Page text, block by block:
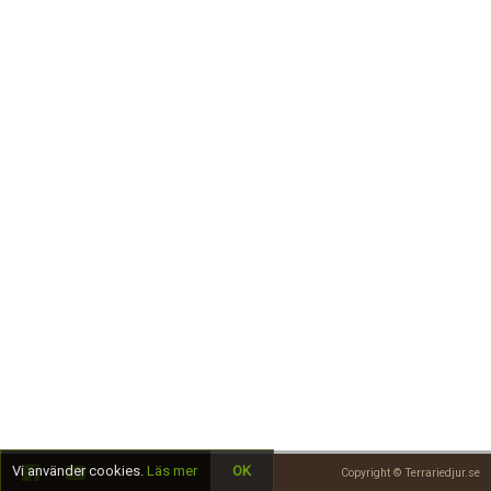
Copyright © Terrariedjur.se
Vi använder cookies. Läs mer OK